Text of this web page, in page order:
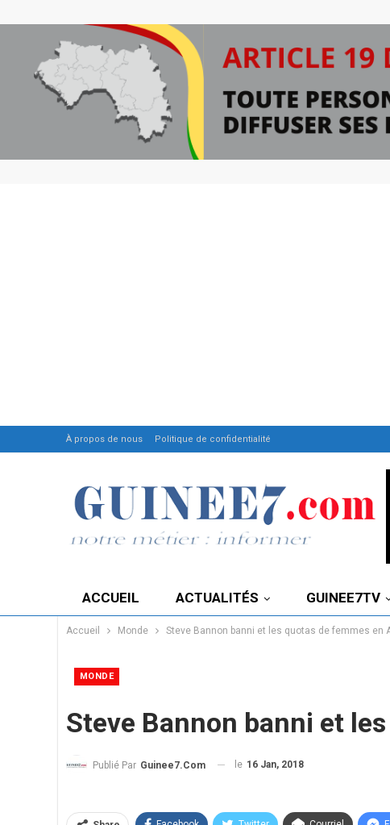
À propos de nous Politique de confidentialité
ACCUEIL ACTUALITÉS GUINEE7TV
Accueil Monde Steve Bannon banni et les quotas de femmes en
MONDE
Steve Bannon banni et
Publié Par Guinee7.com le 16 Jan, 2018